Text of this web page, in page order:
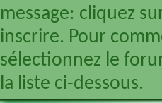
message: cliquez
inscrire. Pour
sélectionnez le
la liste ci-dessous.